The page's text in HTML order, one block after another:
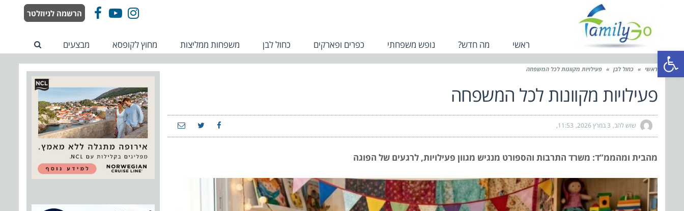
פתח סרגל נגישות
FacebookYouTube
Instagram הרשמה לניוזלטר
ראשי מה חדש? נופש משפחתי כפרים ופארקים כחול לבן משפחות ממליצות מחוץ לקופסא מבצעים
ראשי » כחול לבן » פעילויות מקוונות לכל המשפחה
פעילויות מקוונות לכל המשפחה
שוש להב 3 במרץ 2026 11:53
מהבית ומהממ”ד: משרד התרבות והספורט מנגיש מגוון פעילויות, לרגעים של הפוגה